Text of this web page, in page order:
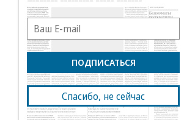
Новости компаний
07.08.2026
STONE
ПОДПИСАТЬСЯ
Спасибо, не сейчас